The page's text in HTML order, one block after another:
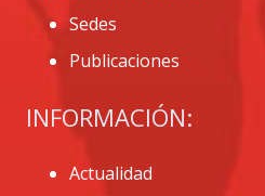
Sedes
Publicaciones
INFORMACIÓN:
Actualidad